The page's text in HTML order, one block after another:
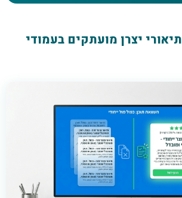
יצרן מועתקים בעמודי